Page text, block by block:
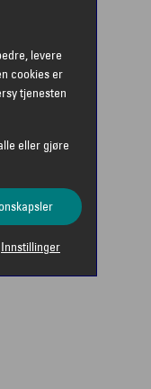
levere
cookies er
tjenesten
eller gjøre
Innstillinger